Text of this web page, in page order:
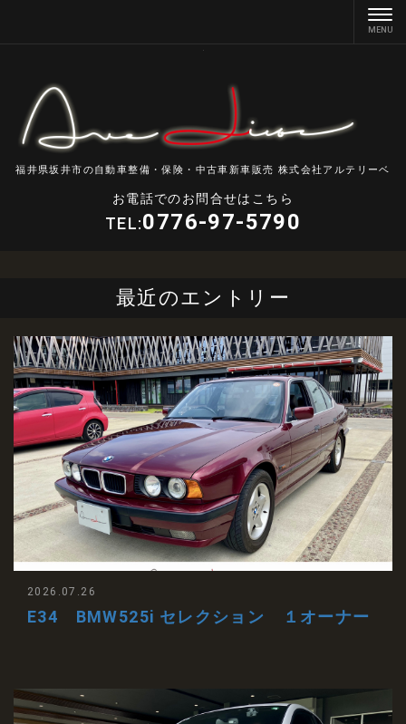
福井県坂井市の自動車整備・保険・中古車新車販売 株式会社アルテリーベ
お電話でのお問合せはこちら
TEL:0776-97-5790
最近のエントリー
E34 BMW525i セレクション １オーナー
2026.07.26